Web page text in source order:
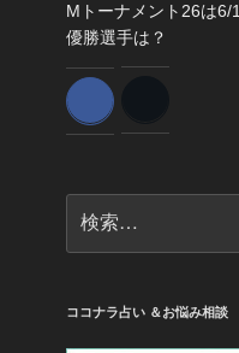
Mトーナメント26は6/
優勝選手は？
索:
ココナラ占い ＆お悩み相談